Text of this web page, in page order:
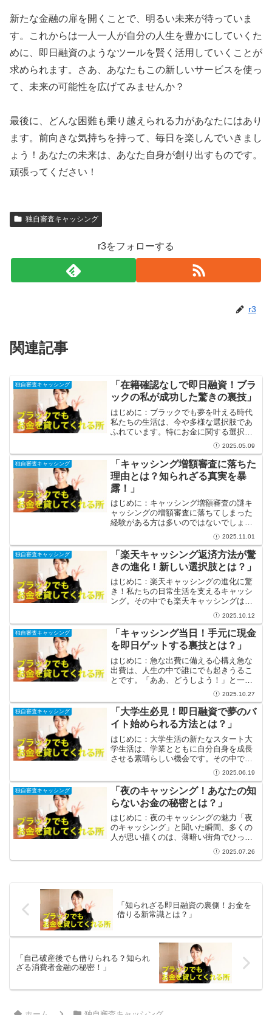
新たな金融の扉を開くことで、明るい未来が待っていま
す。これからは一人一人が自分の人生を豊かにしていくた
めに、即日融資のようなツールを賢く活用していくことが
求められます。さあ、あなたもこの新しいサービスを使っ
て、未来の可能性を広げてみませんか？
最後に、どんな困難も乗り越えられる力があなたにはあり
ます。前向きな気持ちを持って、毎日を楽しんでいきまし
ょう！あなたの未来は、あなた自身が創り出すものです。
頑張ってください！
独自審査キャッシング
r3をフォローする
r3
関連記事
独自審査キャッシング
「在籍確認なしで即日融資！ブラ
ックの私が成功した驚きの裏技」
はじめに：ブラックでも夢を叶える時代
私たちの生活は、今や多様な選択肢であ
ふれています。特にお金に関する選択肢
は豊かになり、「在籍確認なしで即日融
資」という言葉も一般的になってきまし
た。「ブラック」という言葉を聞くと、
不安を感じる方も多いかも...
2025.05.09
独自審査キャッシング
「キャッシング増額審査に落ちた
理由とは？知られざる真実を暴
露！」
はじめに：キャッシング増額審査の謎キ
ャッシングの増額審査に落ちてしまった
経験がある方は多いのではないでしょう
か。特に「こんなに返済しているのに、
どうして落ちてしまったの？」という疑
問が頭を悩ませることも少なくありませ
ん。この悩みの背景には、...
2025.11.01
独自審査キャッシング
「楽天キャッシング返済方法が驚
きの進化！新しい選択肢とは？」
はじめに：楽天キャッシングの進化に驚
き！私たちの日常生活を支えるキャッシ
ング。その中でも楽天キャッシングは、
利便性と柔軟性でユーザーから愛され続
けています。しかし、返済の手間や金利
の負担といった課題は、利用者にとって
いつも頭を悩ませる要素で...
2025.10.12
独自審査キャッシング
「キャッシング当日！手元に現金
を即日ゲットする裏技とは？」
はじめに：急な出費に備える心構え急な
出費は、人生の中で誰にでも起きうるこ
とです。「ああ、どうしよう！」と一瞬
焦る気持ちもありますが、そんなときこ
そ心を落ち着けて行動することが大切で
す。キャッシングは、急な出費に対する
強力な味方。今回は、「キ...
2025.10.27
独自審査キャッシング
「大学生必見！即日融資で夢のバ
イト始められる方法とは？」
はじめに：大学生活の新たなスタート大
学生活は、学業とともに自分自身を成長
させる素晴らしい機会です。その中で
も、アルバイトを通じて得られる経験
は、単なるお金を稼ぐ以上の価値があり
ます。新しい友人との出会いや、社会で
の第一歩を踏み出すことができ...
2025.06.19
独自審査キャッシング
「夜のキャッシング！あなたの知
らないお金の秘密とは？」
はじめに：夜のキャッシングの魅力「夜
のキャッシング」と聞いた瞬間、多くの
人が思い描くのは、薄暗い街角でひっそ
りとお金を借りる姿かもしれません。し
かし、実際には夜のキャッシングは、あ
2025.07.26
「知られざる即日融資の裏側！お金を
借りる新常識とは？」
「自己破産後でも借りられる？知られ
ざる消費者金融の秘密！」